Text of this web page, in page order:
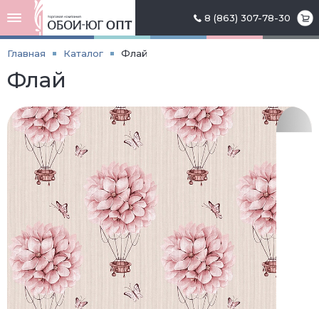
8 (863) 307-78-30
Главная Каталог Флай
Флай